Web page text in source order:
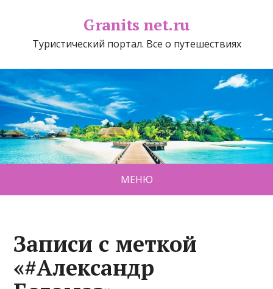
Granits net.ru
Туристический портал. Все о путешествиях
МЕНЮ
Записи с меткой
«#Александр